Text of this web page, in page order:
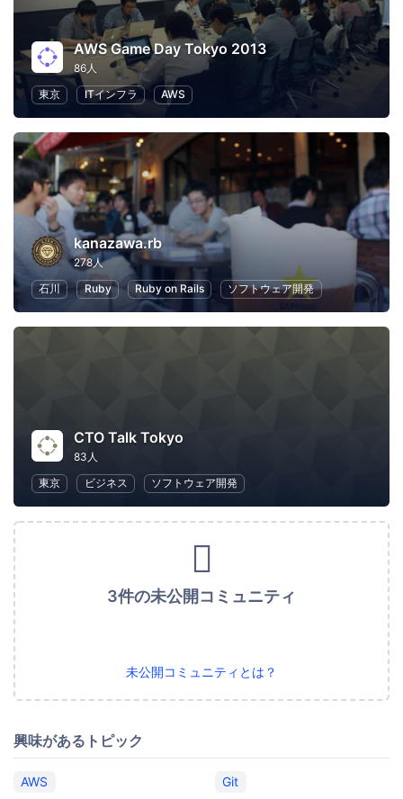
AWS Game Day Tokyo 2013
86人
東京
ITインフラ AWS
kanazawa.rb
278人
石川
Ruby Ruby on Rails ソフトウェア開発
CTO Talk Tokyo
83人
東京
ビジネス ソフトウェア開発
3件の未公開コミュニティ
未公開コミュニティとは？
興味があるトピック
AWS
Git